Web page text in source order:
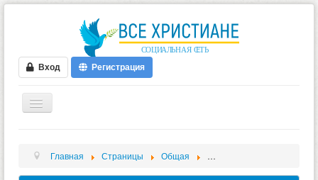
Вход Регистрация
ФОРУМГлавная Страницы Общая Премудрость Даниила